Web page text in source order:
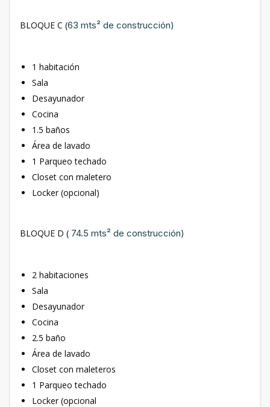
BLOQUE C (63 mts² de construcción)
1 habitación
Sala
Desayunador
Cocina
1.5 baños
Área de lavado
1 Parqueo techado
Closet con maletero
Locker (opcional)
BLOQUE D ( 74.5 mts² de construcción)
2 habitaciones
Sala
Desayunador
Cocina
2.5 baño
Área de lavado
Closet con maleteros
1 Parqueo techado
Locker (opcional